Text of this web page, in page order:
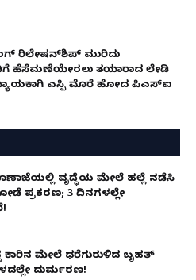
ರಿಲೇಷನ್‌ಶಿಪ್ ಮುರಿದು
ಹೆಸೆಮಣೆಯೇರಲು ತಯಾರಾದ ಲೇಡಿ
ಎಸ್ಪಿ ಮೊರೆ ಹೋದ ಪಿಎಸ್ಐ
ವೃದ್ಧೆಯ ಮೇಲೆ ಹಲ್ಲೆ ನಡೆಸಿ
ಪ್ರಕರಣ; 3 ದಿನಗಳಲ್ಲೇ
ಕಾರಿನ ಮೇಲೆ ಧರೆಗುರುಳಿದ ಬೃಹತ್
ದುರ್ಮರಣ!